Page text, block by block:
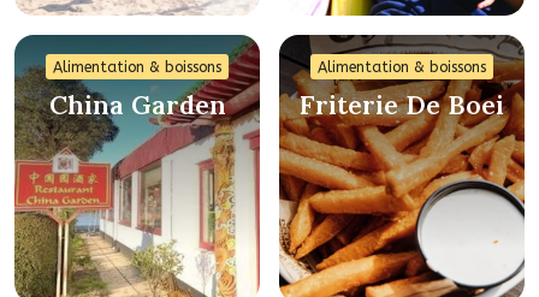
Alimentation & boissons
China Garden
Alimentation & boissons
Friterie De Boei